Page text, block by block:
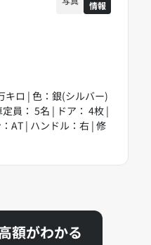
キロ | 色：銀(シルバー)
員： 5名 | ドア： 4枚 |
AT | ハンドル：右 | 修
情報
額がわかる